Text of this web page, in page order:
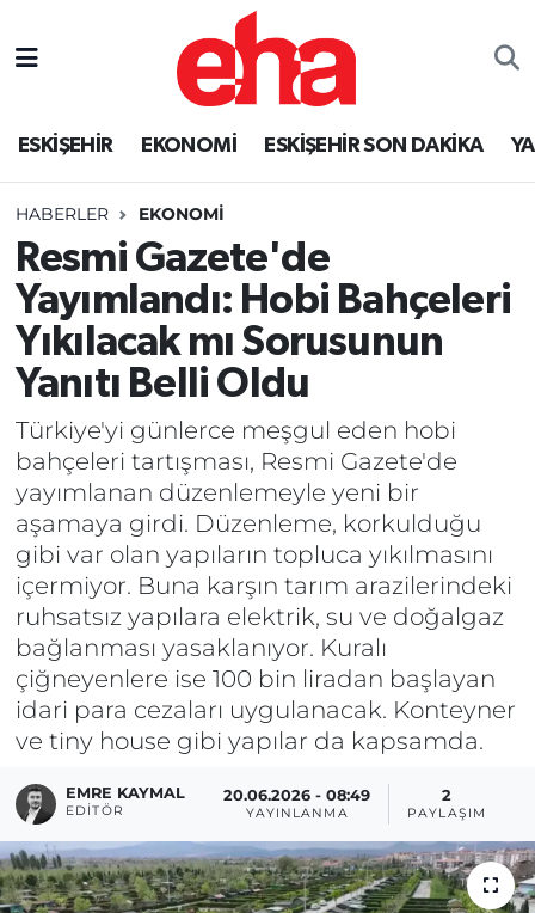
ESKİŞEHİR EKONOMİ ESKİŞEHİR SON DAKİKA
HABERLER EKONOMİ
Resmi Gazete'de
Yayımlandı: Hobi Bahçeleri
Yıkılacak mı Sorusunun
Yanıtı Belli Oldu
Türkiye'yi günlerce meşgul eden hobi
bahçeleri tartışması, Resmi Gazete'de
yayımlanan düzenlemeyle yeni bir
aşamaya girdi. Düzenleme, korkulduğu
gibi var olan yapıların topluca yıkılmasını
içermiyor. Buna karşın tarım arazilerindeki
ruhsatsız yapılara elektrik, su ve doğalgaz
bağlanması yasaklanıyor. Kuralı
çiğneyenlere ise 100 bin liradan başlayan
idari para cezaları uygulanacak. Konteyner
ve tiny house gibi yapılar da kapsamda.
EMRE KAYMAL
EDITÖR
20.06.2026 - 08:49
YAYINLANMA
2
PAYLAŞIM